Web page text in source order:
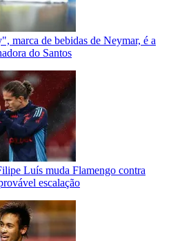
marca de bebidas de Neymar, é a
do Santos
Luís muda Flamengo contra
escalação